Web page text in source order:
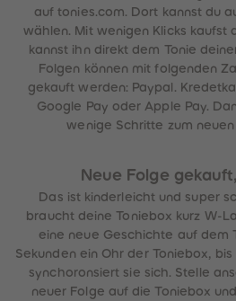
auf tonies.com. Dort kannst du
wählen. Mit wenigen Klicks kaufst
kannst ihn direkt dem Tonie
Folgen können mit folgenden
gekauft werden: Paypal.
Google Pay oder Apple Pay.
wenige Schritte zum
Neue Folge
Das ist kinderleicht und super
braucht deine Toniebox kurz W-
eine neue Geschichte auf dem
Sekunden ein Ohr der Toniebox,
synchoronsiert sie sich. Stelle
neuer Folge auf die Toniebox